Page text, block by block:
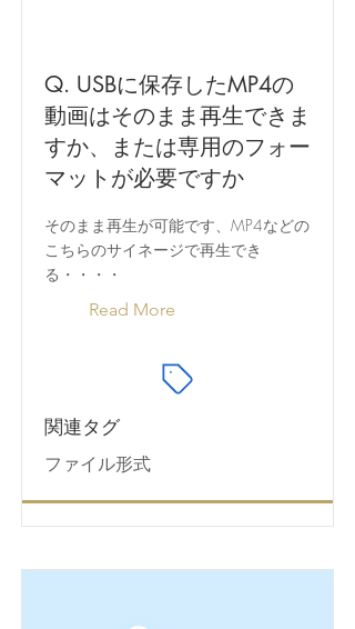
Q. USBに保存したMP4の
動画はそのまま再生できま
すか、または専用のフォー
マットが必要ですか
そのまま再生が可能です、MP4などの
こちらのサイネージで再生でき
る・・・・
Read More
関連タグ
ファイル形式